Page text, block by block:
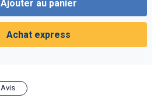
Ajouter au panier
Achat express
Avis